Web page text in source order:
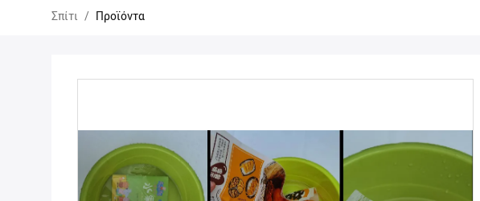
Σπίτι / Προϊόντα